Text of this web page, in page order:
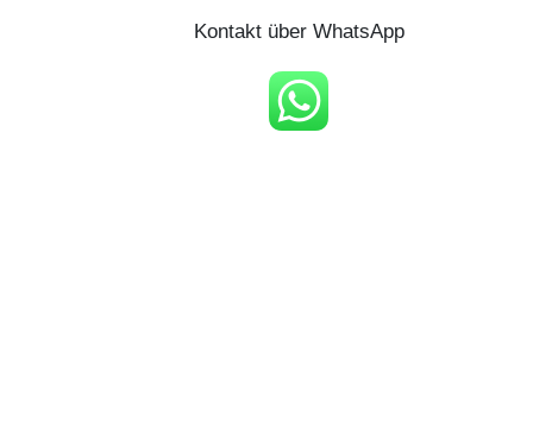
Kontakt über WhatsApp